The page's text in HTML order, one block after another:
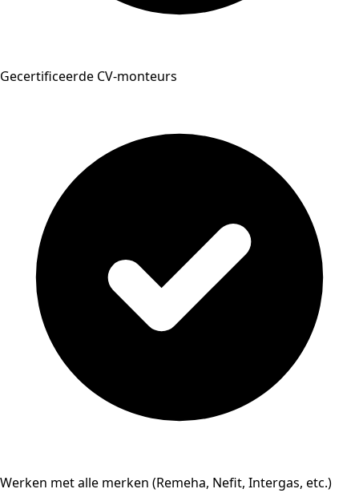
Gecertificeerde CV-monteurs
Werken met alle merken (Remeha, Nefit, Intergas, etc.)